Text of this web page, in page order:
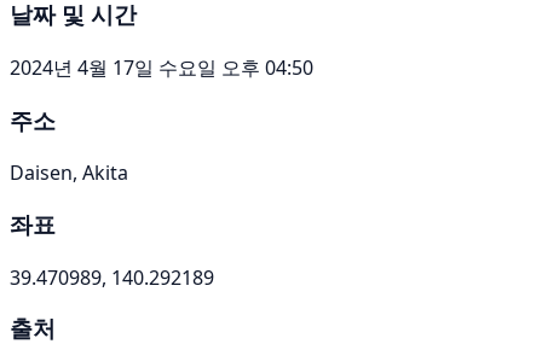
날짜 및 시간
2024년 4월 17일 수요일 오후 04:50
주소
Daisen, Akita
좌표
39.470989, 140.292189
출처